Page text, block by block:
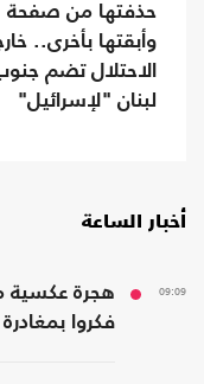
حذفتها من صفحة
وأبقتها بأخرى..
الاحتلال تضم
لبنان "لإسرائيل"
أخبار الساعة
09:09
هجرة عكسية
فكروا